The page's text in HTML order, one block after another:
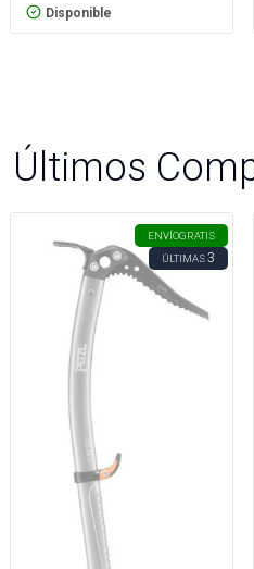
Disponible
Últimos
ENVÍOGRATIS
ÚLTIMAS3